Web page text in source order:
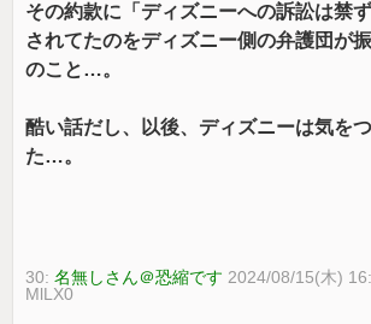
その約款に「ディズニーへの訴訟は禁
されてたのをディズニー側の弁護団が
のこと…。
酷い話だし、以後、ディズニーは気を
た…。
30:名無しさん＠恐縮です 2024/08/15(木)
MlLX0